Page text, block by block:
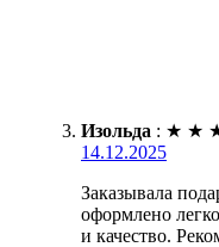
Изольда : ★ ★
14.12.2025
Заказывала
оформлено
и качество.